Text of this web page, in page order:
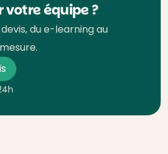
votre équipe ?
du e-learning au